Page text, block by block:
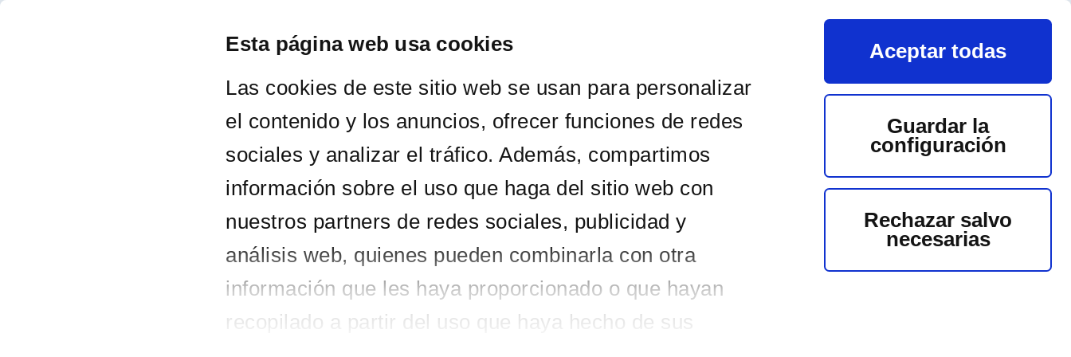
Esta página web usa cookies
Las cookies de este sitio web se usan para personalizar
el contenido y los anuncios, ofrecer funciones de redes
sociales y analizar el tráfico. Además, compartimos
información sobre el uso que haga del sitio web con
nuestros partners de redes sociales, publicidad y
análisis web, quienes pueden combinarla con otra
información que les haya proporcionado o que hayan
recopilado a partir del uso que haya hecho de sus
Aceptar todas
Guardar la
configuración
Rechazar salvo
necesarias
ES EU
LA ORQUESTA CONCIERTOS ABONOS Y ENTRADAS ACTIVIDAD DIDÁCTICA FAQS ZONA PERSONAL
Conciertos